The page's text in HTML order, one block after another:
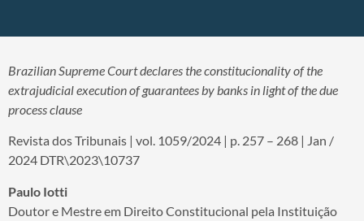
Brazilian Supreme Court declares the constitucionality of the
extrajudicial execution of guarantees by banks in light of the due
process clause
Revista dos Tribunais | vol. 1059/2024 | p. 257 – 268 | Jan /
2024 DTR\2023\10737
Paulo Iotti
Doutor e Mestre em Direito Constitucional pela Instituição